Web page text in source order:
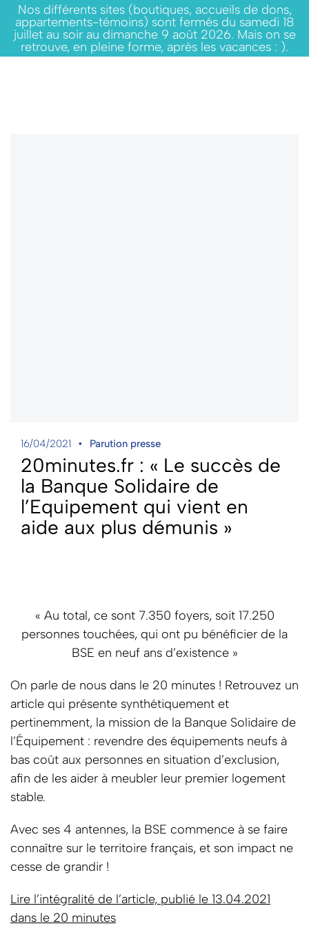
Nos différents sites (boutiques, accueils de dons,
appartements-témoins) sont fermés du samedi 18
juillet au soir au dimanche 9 août 2026. Mais on se
retrouve, en pleine forme, après les vacances : ).
16/04/2021 Parution presse
20minutes.fr : « Le succès de
la Banque Solidaire de
l’Equipement qui vient en
aide aux plus démunis »
« Au total, ce sont 7.350 foyers, soit 17.250
personnes touchées, qui ont pu bénéficier de la
BSE en neuf ans d’existence »
On parle de nous dans le 20 minutes ! Retrouvez un
article qui présente synthétiquement et
pertinemment, la mission de la Banque Solidaire de
l’Équipement : revendre des équipements neufs à
bas coût aux personnes en situation d’exclusion,
afin de les aider à meubler leur premier logement
stable.
Avec ses 4 antennes, la BSE commence à se faire
connaître sur le territoire français, et son impact ne
cesse de grandir !
Lire l’intégralité de l’article, publié le 13.04.2021
dans le 20 minutes